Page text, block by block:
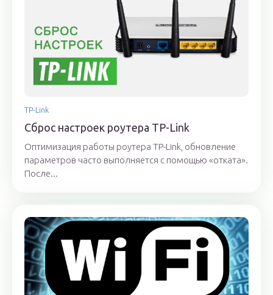
TP-Link
Сброс настроек роутера TP-Link
Оптимизация работы роутера TP-Link, обновление
параметров часто выполняется с помощью «отката».
После...